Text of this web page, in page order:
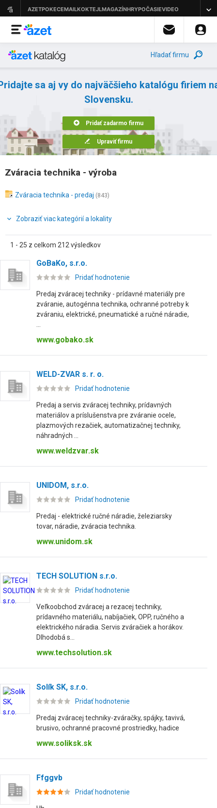
Hľadať firmu
sa aj vy do najväčšieho katalógu firiem
Slovensku.
Pridať zadarmo firmu
Upraviť firmu
Zváracia technika - výroba
Zváracia technika - predaj (843)
Zobraziť viac kategórií a lokality
1 - 25 z celkom 212 výsledkov
GoBaKo, s.r.o.
Pridať hodnotenie
Predaj zváracej techniky - prídavné materiály pre
zváranie, autogénna technika, ochranné potreby k
zváraniu, elektrické, pneumatické a ručné náradie,
www.gobako.sk
WELD-ZVAR s. r. o.
Pridať hodnotenie
Predaj a servis zváracej techniky, prídavných
materiálov a príslušenstva pre zváranie ocele,
plazmových rezačiek, automatizačnej techniky,
náhradných ...
www.weldzvar.sk
UNIDOM, s.r.o.
Pridať hodnotenie
Predaj - elektrické ručné náradie, železiarsky
tovar, náradie, zváracia technika.
www.unidom.sk
TECH SOLUTION s.r.o.
Pridať hodnotenie
Veľkoobchod zváracej a rezacej techniky,
prídavného materiálu, nabíjačiek, OPP, ručného a
elektrického náradia. Servis zváračiek a horákov.
Dlhodobá s...
www.techsolution.sk
Solík SK, s.r.o.
Pridať hodnotenie
Predaj zváracej techniky-zváračky, spájky, tavivá,
brusivo, ochranné pracovné prostriedky, hadice
www.soliksk.sk
Ffggvb
Pridať hodnotenie